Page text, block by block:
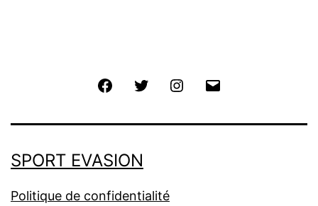
FacebookTwitter Instagram
SPORT EVASION
Politique de confidentialité